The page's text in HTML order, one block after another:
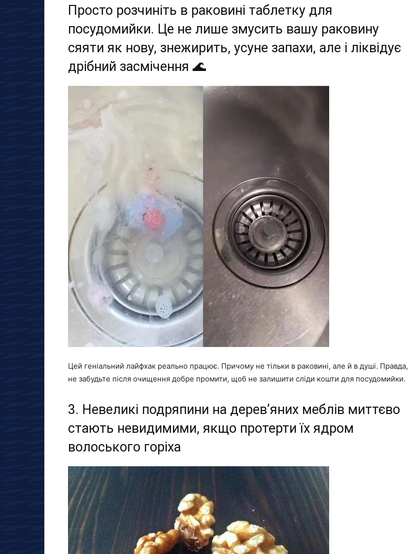
Просто розчиніть в раковині таблетку для
посудомийки. Це не лише змусить вашу раковину
сяяти як нову, знежирить, усуне запахи, але і ліквідує
дрібний засмічення 🌊
Цей геніальний лайфхак реально працює. Причому не тільки в раковині, але й в душі. Правда,
не забудьте після очищення добре промити, щоб не залишити сліди кошти для посудомийки.
3. Невеликі подряпини на дерев’яних меблів миттєво
стають невидимими, якщо протерти їх ядром
волоського горіха